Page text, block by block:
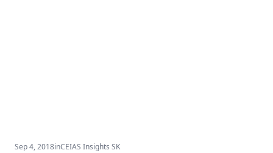
Sep 4, 2018inCEIAS Insights SK